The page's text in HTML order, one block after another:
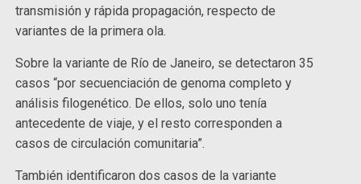
transmisión y rápida propagación, respecto de
variantes de la primera ola.
Sobre la variante de Río de Janeiro, se detectaron 35
casos “por secuenciación de genoma completo y
análisis filogenético. De ellos, solo uno tenía
antecedente de viaje, y el resto corresponden a
casos de circulación comunitaria”.
También identificaron dos casos de la variante